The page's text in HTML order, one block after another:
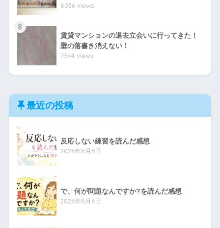
8036 views
8
賃貸マンションの退去立会いに行ってきた！
壁の落書き消えない！
7544 views
最近の投稿
反応しない練習を読んだ感想
2026年8月6日
で、何が問題なんですか?を読んだ感想
2026年8月6日